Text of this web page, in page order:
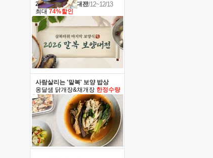
12/12~12/13
2026 말복 보양대전
최대 74%할인
사람살리는 '말복' 보양 밥상
옹달샘 닭개장&채개장 한정수량